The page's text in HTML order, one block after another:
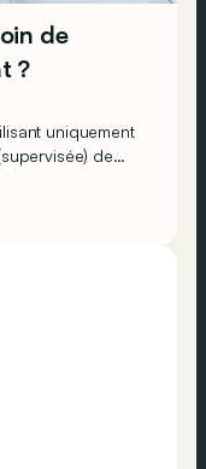
de
?
uniquement
de